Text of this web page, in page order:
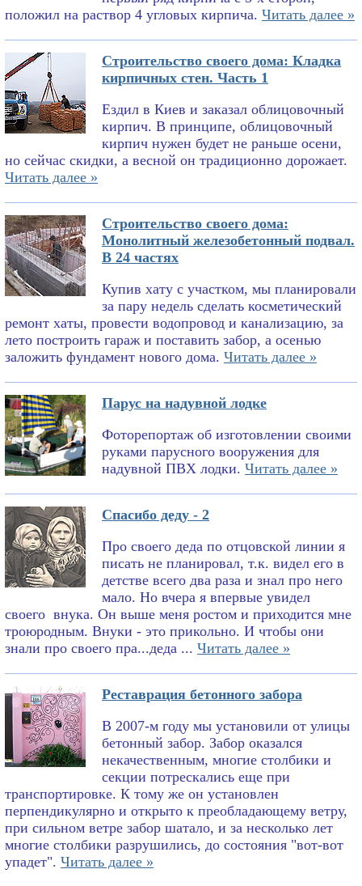
положил на раствор 4 угловых кирпича. Читать далее »
Строительство своего дома: Кладка
кирпичных стен. Часть 1
Ездил в Киев и заказал облицовочный
кирпич. В принципе, облицовочный
кирпич нужен будет не раньше осени,
но сейчас скидки, а весной он традиционно дорожает.
Читать далее »
Строительство своего дома:
Монолитный железобетонный подвал.
В 24 частях
Купив хату с участком, мы планировали
за пару недель сделать косметический
ремонт хаты, провести водопровод и канализацию, за
лето построить гараж и поставить забор, а осенью
заложить фундамент нового дома. Читать далее »
Парус на надувной лодке
Фоторепортаж об изготовлении своими
руками парусного вооружения для
надувной ПВХ лодки. Читать далее »
Спасибо деду - 2
Про своего деда по отцовской линии я
писать не планировал, т.к. видел его в
детстве всего два раза и знал про него
мало. Но вчера я впервые увидел
своего внука. Он выше меня ростом и приходится мне
троюродным. Внуки - это прикольно. И чтобы они
знали про своего пра...деда ... Читать далее »
Реставрация бетонного забора
В 2007-м году мы установили от улицы
бетонный забор. Забор оказался
некачественным, многие столбики и
секции потрескались еще при
транспортировке. К тому же он установлен
перпендикулярно и открыто к преобладающему ветру,
при сильном ветре забор шатало, и за несколько лет
многие столбики разрушились, до состояния "вот-вот
упадет". Читать далее »